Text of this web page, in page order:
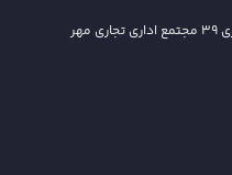
مشهد بلوار احمدآباد خیابان ابوذرغفاری 39 مجتمع اداری تجاری مهر